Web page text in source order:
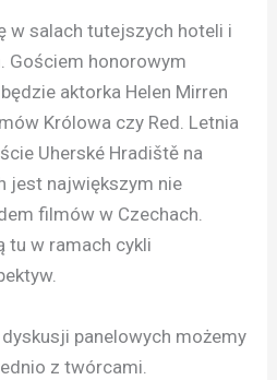
w salach tutejszych hoteli i
Gościem honorowym
aktorka Helen Mirren
Królowa czy Red. Letnia
Uherské Hradiště na
jest największym nie
filmów w Czechach.
tu w ramach cykli
panelowych możemy
z twórcami.